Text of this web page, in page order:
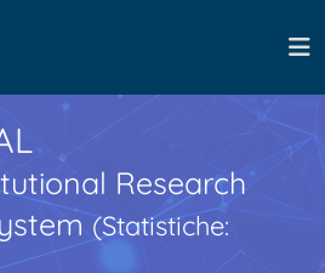
Research
(Statistiche: